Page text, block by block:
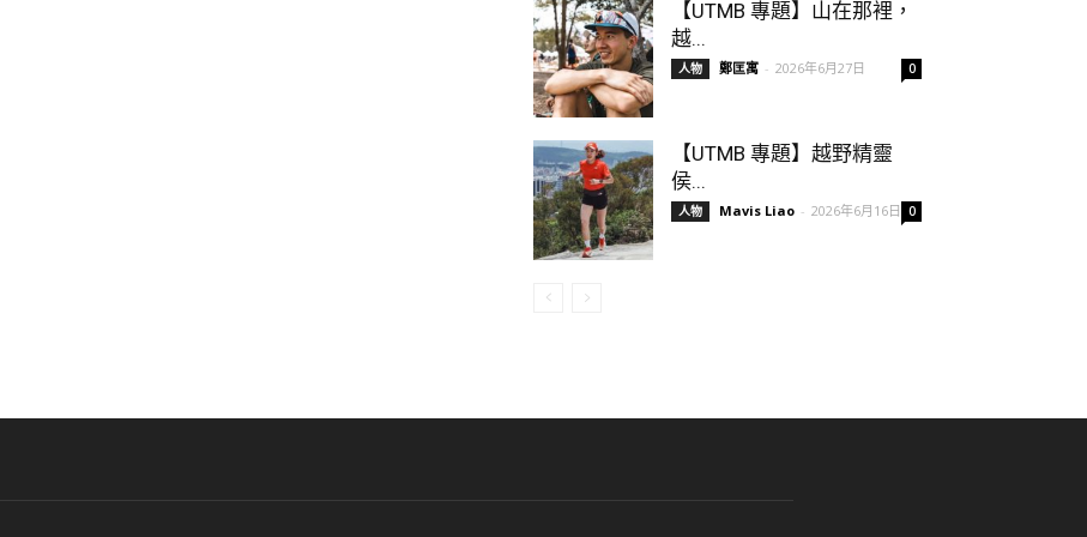
【UTMB 專題】山在那裡，
越...
人物 鄭匡寓 - 2026年6月27日 0
【UTMB 專題】越野精靈
侯...
人物 Mavis Liao - 2026年6月16日 0